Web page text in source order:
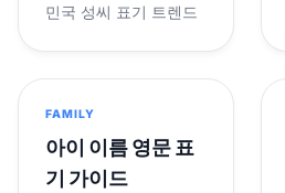
민국 성씨 표기 트렌드
FAMILY
아이 이름 영문 표
기 가이드